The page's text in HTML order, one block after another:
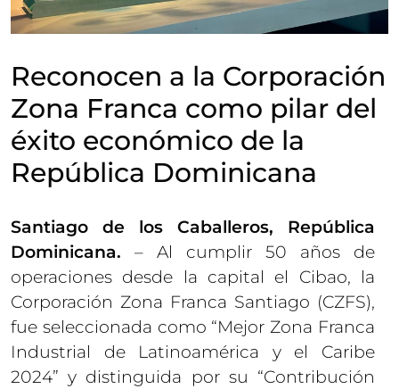
Reconocen a la Corporación
Zona Franca como pilar del
éxito económico de la
República Dominicana
Santiago de los Caballeros, República
Dominicana. – Al cumplir 50 años de
operaciones desde la capital el Cibao, la
Corporación Zona Franca Santiago (CZFS),
fue seleccionada como “Mejor Zona Franca
Industrial de Latinoamérica y el Caribe
2024” y distinguida por su “Contribución